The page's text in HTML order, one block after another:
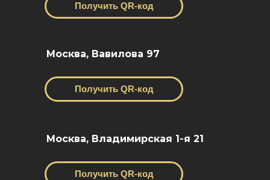
Получить QR-код
Москва, Вавилова 97
Получить QR-код
Москва, Владимирская 1-я 21
Получить QR-код